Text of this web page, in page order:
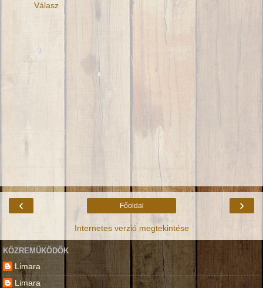
Válasz
‹ ›
Főoldal
Internetes verzió megtekintése
KÖZREMŰKÖDŐK
Limara
Limara